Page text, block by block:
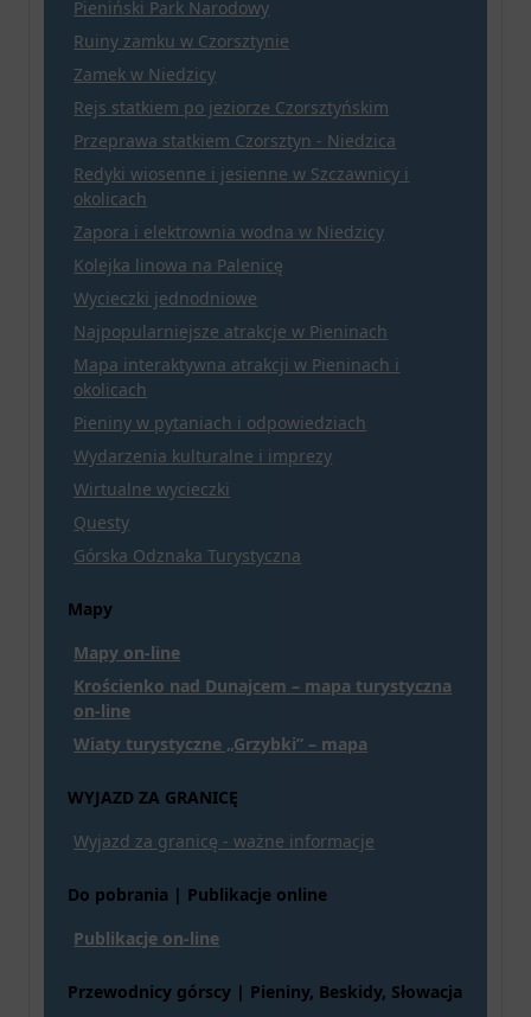
Pieniński Park Narodowy
Ruiny zamku w Czorsztynie
Zamek w Niedzicy
Rejs statkiem po jeziorze Czorsztyńskim
Przeprawa statkiem Czorsztyn - Niedzica
Redyki wiosenne i jesienne w Szczawnicy i
okolicach
Zapora i elektrownia wodna w Niedzicy
Kolejka linowa na Palenicę
Wycieczki jednodniowe
Najpopularniejsze atrakcje w Pieninach
Mapa interaktywna atrakcji w Pieninach i
okolicach
Pieniny w pytaniach i odpowiedziach
Wydarzenia kulturalne i imprezy
Wirtualne wycieczki
Questy
Górska Odznaka Turystyczna
Mapy
Mapy on-line
Krościenko nad Dunajcem – mapa turystyczna
on-line
Wiaty turystyczne „Grzybki” – mapa
WYJAZD ZA GRANICĘ
Wyjazd za granicę - ważne informacje
Do pobrania | Publikacje online
Publikacje on-line
Przewodnicy górscy | Pieniny, Beskidy, Słowacja